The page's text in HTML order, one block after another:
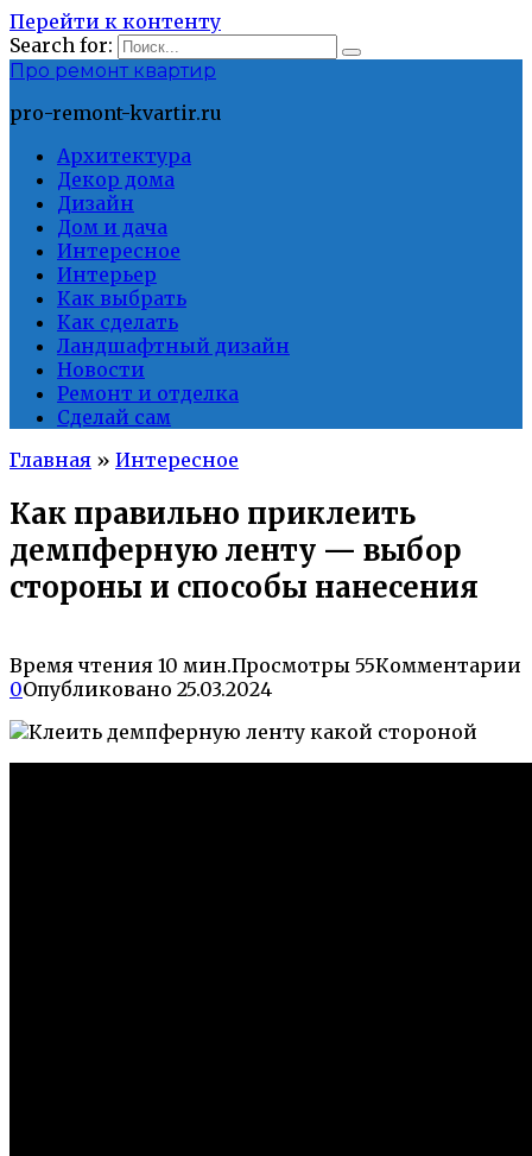
Перейти к контенту
Search for:
Про ремонт квартир
pro-remont-kvartir.ru
Архитектура
Декор дома
Дизайн
Дом и дача
Интересное
Интерьер
Как выбрать
Как сделать
Ландшафтный дизайн
Новости
Ремонт и отделка
Сделай сам
Главная » Интересное
Как правильно приклеить
демпферную ленту — выбор
стороны и способы нанесения
Время чтения 10 мин.Просмотры 55Комментарии
0Опубликовано 25.03.2024